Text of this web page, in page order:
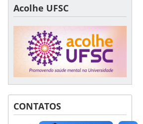
Acolhe UFSC
CONTATOS